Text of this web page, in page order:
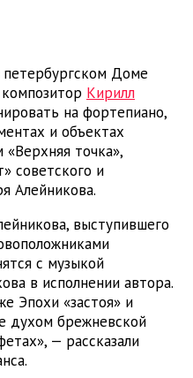
Доме
Кирилл
на фортепиано,
и объектах
точка»,
советского и
Алейникова.
выступившего
с музыкой
в исполнении автора.
Эпохи «застоя» и
духом брежневской
— рассказали